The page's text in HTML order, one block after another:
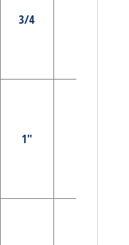
3/4
1"